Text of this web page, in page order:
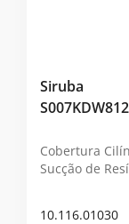
Siruba
Cobertura
Sucção de
10.116.01030